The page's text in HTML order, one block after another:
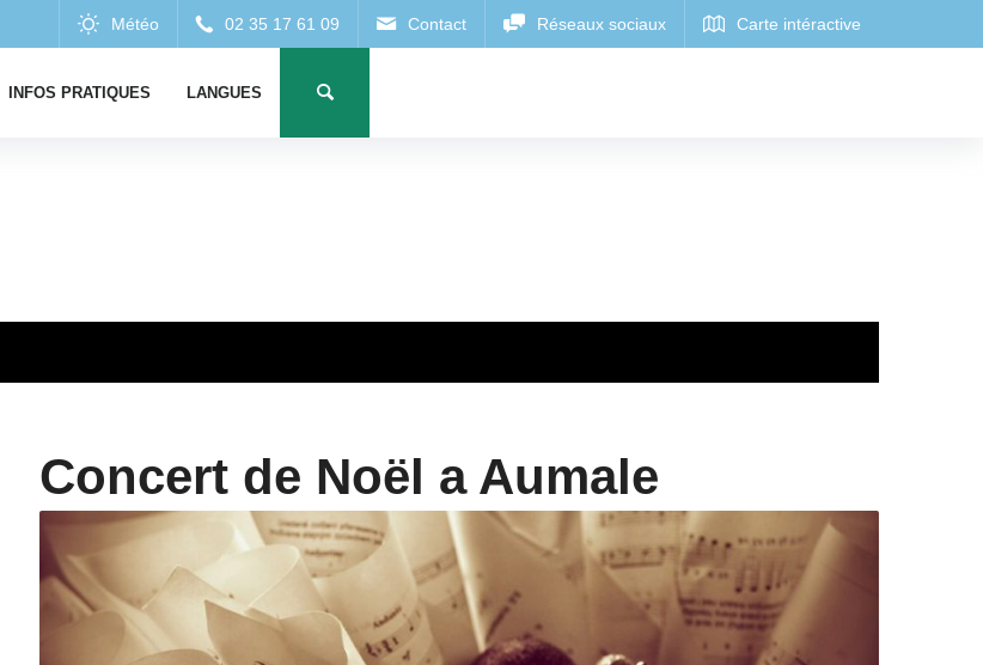
INFOS PRATIQUES LANGUES
Concert de Noël a Aumale